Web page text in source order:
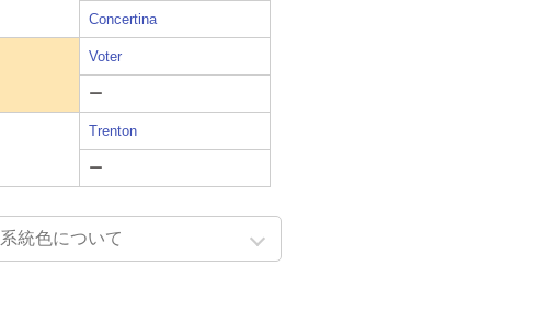
Concertina
Voter
ー
Trenton
ー
系統色について